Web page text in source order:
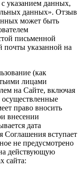
указанием данных,
данных». Отзыв
может быть
письменной
почты указанной на
(как
лицами
на Сайте, включая
осуществленные
право вносить
внесении
дата
Соглашения вступает
не предусмотрено
действующую
сайта: